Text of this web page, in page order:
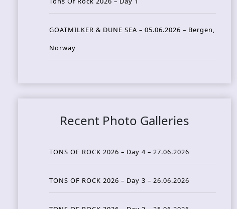
GOATMILKER & DUNE SEA – 05.06.2026 – Bergen,
Norway
Recent Photo Galleries
TONS OF ROCK 2026 – Day 4 – 27.06.2026
TONS OF ROCK 2026 – Day 3 – 26.06.2026